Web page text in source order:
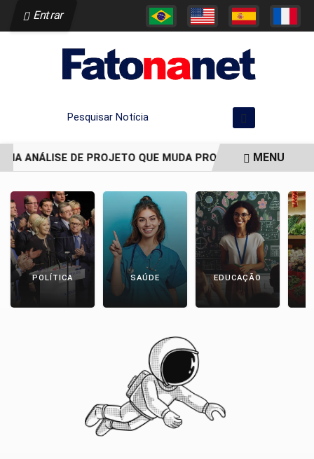
Entrar
Pesquisar Notícia
ANÁLISE DE PROJETO QUE MUDA PROCESSO DEMENU
POLÍTICA SAÚDE EDUCAÇÃO